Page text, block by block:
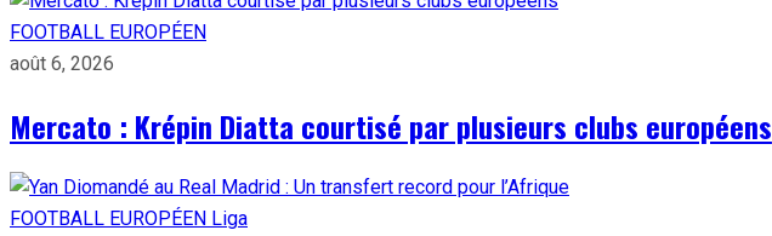
FOOTBALL EUROPÉEN
août 6, 2026
Mercato : Krépin Diatta courtisé par plusieurs clubs européens
FOOTBALL EUROPÉEN Liga